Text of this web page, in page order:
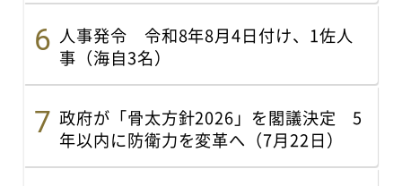
人事発令 令和8年8月4日付け、1佐人
事（海自3名）
政府が「骨太方針2026」を閣議決定 5
年以内に防衛力を変革へ（7月22日）